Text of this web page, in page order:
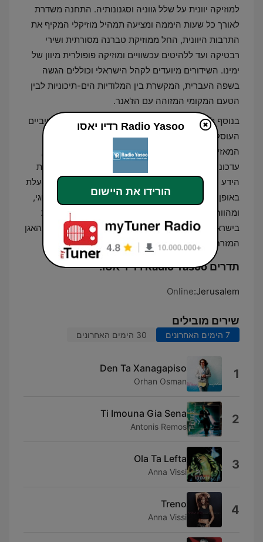
למוזיקה יוונית על שלל גווניה וסגנונותיה. התחנה משדרת
לאורך כל שעות היממה ומציעה תמהיל מוזיקלי המקיף את
התרבות היוונית, החל ממוזיקת טברנה מסורתית ושירי
רבטיקה ועד ללהיטים עכשוויים ומוזיקה פופולרית מיוון של
ימינו. השידורים מיועדים לקהל הישראלי וכוללים הגשה
בשפה העברית, המקשרת בין המלודיות הים-תיכוניות לבין
הטעם המקומי המזוהה עם הז'אנר.
בנוסף למוזיקה, פורמט התחנה כולל תכנים אינפורמטיביים
העוסקים בהיבטים שונים של החיים והתרבות ביוון.
המאזינים יכולים למצוא בשידורים מידע על יעדי תיירות,
עדכונים על עולם הבידור היווני ותוכן מעשיר המרחיב את
הידע על האמנים והיוצרים הפועלים בתחום. התחנה פועלת
באופן בלעדי דרך רשת האינטרנט, ללא תדר שידור אנלוגי,
ומהווה פלטפורמה מרכזית עבור חובבי התרבות היוונית
בישראל המעוניינים בחשיפה רציפה ועקבית למוזיקה מהאגן
המזרחי של הים התיכון.
תדרים Radio Yasoo רדיו יאסו:
Jerusalem:
Online
שירים מובילים
7 הימים האחרונים 30 הימים האחרונים
1
Den Ta Xanagapiso
Orhan Osman
2
Ti Imouna Gia Sena
Antonis Remos
3
Ola Ta Lefta
Anna Vissi
4
Treno
Anna Vissi
Radio Yasoo רדיו יאסו
הורידו את היישום